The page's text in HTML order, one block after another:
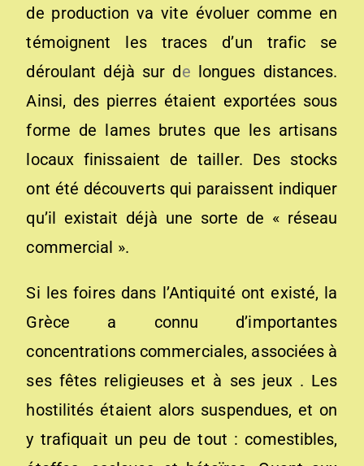
de production va vite évoluer comme en
témoignent les traces d’un trafic se
déroulant déjà sur de longues distances.
Ainsi, des pierres étaient exportées sous
forme de lames brutes que les artisans
locaux finissaient de tailler. Des stocks
ont été découverts qui paraissent indiquer
qu’il existait déjà une sorte de « réseau
commercial ».
Si les foires dans l’Antiquité ont existé, la
Grèce a connu d’importantes
concentrations commerciales, associées à
ses fêtes religieuses et à ses jeux . Les
hostilités étaient alors suspendues, et on
y trafiquait un peu de tout : comestibles,